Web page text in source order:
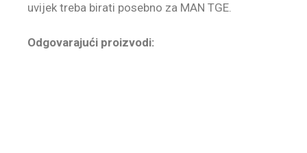
uvijek treba birati posebno za MAN TGE.
Odgovarajući proizvodi: